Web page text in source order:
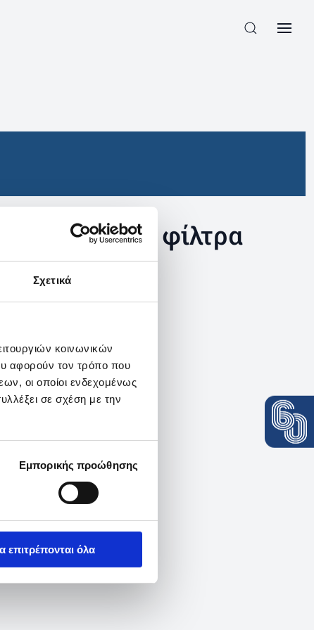
Σχετικά
κοινωνικών
αφορούν τον τρόπο που
οι οποίοι ενδεχομένως
σε σχέση με την
Εμπορικής προώθησης
επιτρέπονται όλα
φίλτρα